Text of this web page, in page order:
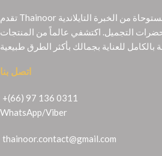
تقدم Thainoor منتجات تجميل أصلية مستوحاة من الخبرة التايلاندية
التجميل. اكتشفي عالماً من المنتجات
اتصل بنا
+(66) 97 136 0311
WhatsApp/Viber
thainoor.contact@gmail.com